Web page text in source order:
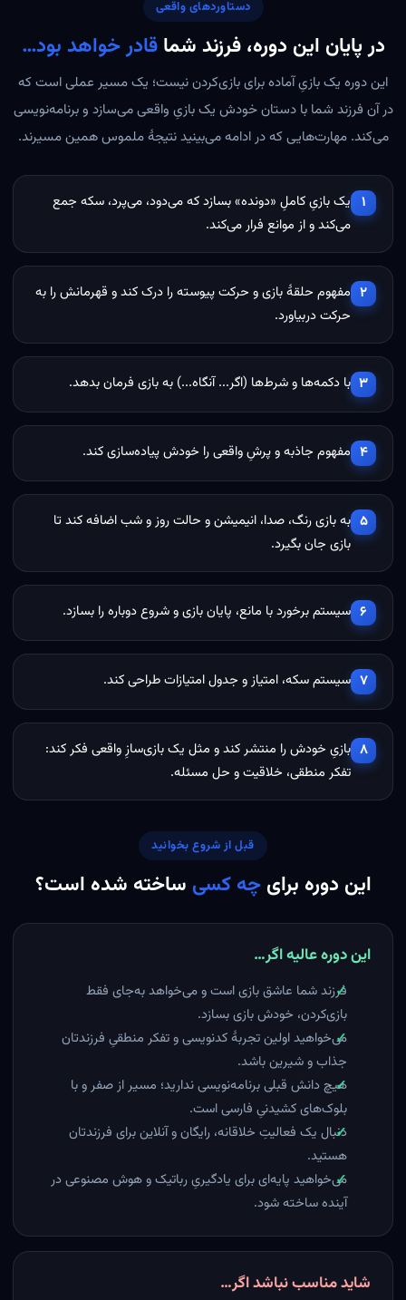
دستاوردهای واقعی
در پایان این دوره، فرزند شماقادر خواهد بود…
این دوره یک بازیِ آماده برای بازی‌کردن نیست؛ یک مسیر عملی است که
در آن فرزند شما با دستان خودش یک بازیِ واقعی می‌سازد و برنامه‌نویسی
می‌کند. مهارت‌هایی که در ادامه می‌بینید نتیجهٔ ملموس همین مسیرند.
۱ یک بازیِ کاملِ «دونده» بسازد که می‌دود، می‌پرد، سکه جمع
می‌کند و از موانع فرار می‌کند.
۲ مفهوم حلقهٔ بازی و حرکت پیوسته را درک کند و قهرمانش را به
حرکت دربیاورد.
۳ با دکمه‌ها و شرط‌ها (اگر... آنگاه...) به بازی فرمان بدهد.
۴ مفهوم جاذبه و پرشِ واقعی را خودش پیاده‌سازی کند.
۵ به بازی رنگ، صدا، انیمیشن و حالت روز و شب اضافه کند تا
بازی جان بگیرد.
۶ سیستم برخورد با مانع، پایان بازی و شروع دوباره را بسازد.
۷ سیستم سکه، امتیاز و جدول امتیازات طراحی کند.
۸ بازیِ خودش را منتشر کند و مثل یک بازی‌سازِ واقعی فکر کند:
تفکر منطقی، خلاقیت و حل مسئله.
قبل از شروع بخوانید
این دوره برایچه کسی ساخته شده است؟
این دوره عالیه اگر…
فرزند شما عاشق بازی است و می‌خواهد به‌جای فقط
بازی‌کردن، خودش بازی بسازد.
می‌خواهید اولین تجربهٔ کدنویسی و تفکر منطقیِ فرزندتان
جذاب و شیرین باشد.
هیچ دانش قبلی برنامه‌نویسی ندارید؛ مسیر از صفر و با
بلوک‌های کشیدنیِ فارسی است.
دنبال یک فعالیتِ خلاقانه، رایگان و آنلاین برای فرزندتان
هستید.
می‌خواهید پایه‌ای برای یادگیریِ رباتیک و هوش مصنوعی در
آینده ساخته شود.
شاید مناسب نباشد اگر…